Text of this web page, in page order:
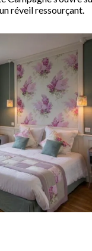
réveil ressourçant.